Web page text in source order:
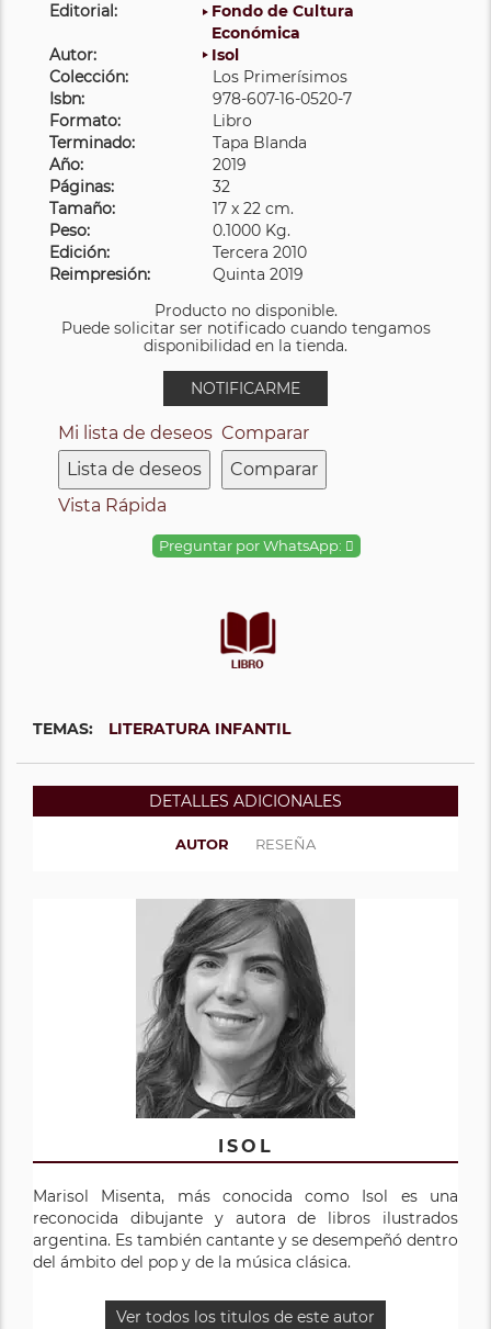
Editorial:
Fondo de Cultura
Económica
Autor:
Isol
Colección:
Los Primerísimos
Isbn:
978-607-16-0520-7
Formato:
Libro
Terminado:
Tapa Blanda
Año:
2019
Páginas:
32
Tamaño:
17 x 22 cm.
Peso:
0.1000 Kg.
Edición:
Tercera 2010
Reimpresión:
Quinta 2019
Producto no disponible.
Puede solicitar ser notificado cuando tengamos
disponibilidad en la tienda.
NOTIFICARME
Mi lista de deseos
Lista de deseos
Comparar
Comparar
Vista Rápida
Preguntar por WhatsApp:
TEMAS: LITERATURA INFANTIL
DETALLES ADICIONALES
AUTOR RESEÑA
ISOL
Marisol Misenta, más conocida como Isol es una
reconocida dibujante y autora de libros ilustrados
argentina. Es también cantante y se desempeñó dentro
del ámbito del pop y de la música clásica.
Ver todos los titulos de este autor